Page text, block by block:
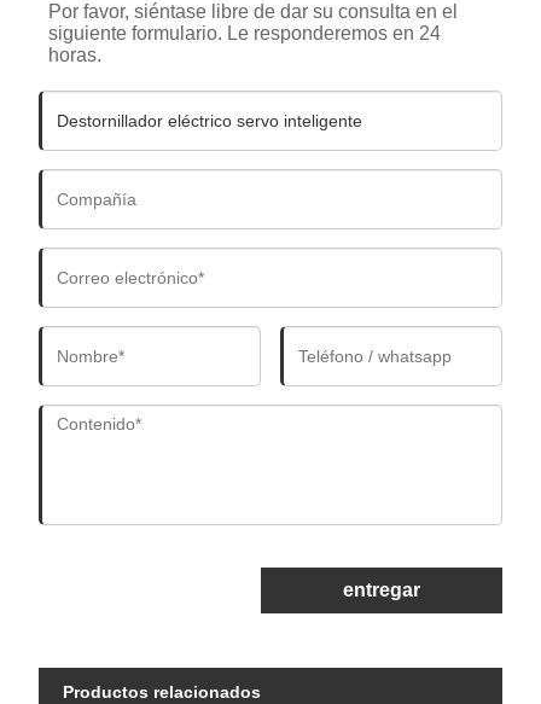
Por favor, siéntase libre de dar su consulta en el
siguiente formulario. Le responderemos en 24
horas.
entregar
Productos relacionados